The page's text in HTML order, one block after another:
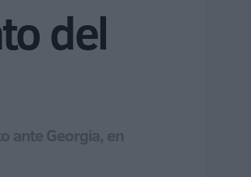
del
ante Georgia, en